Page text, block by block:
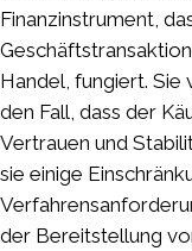
Finanzinstrument,
Handel, fungiert. Sie
den Fall, dass der
Vertrauen und
sie einige
der Bereitstellung